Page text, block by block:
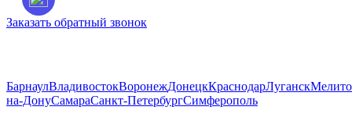
Заказать обратный звонок
БарнаулВладивостокВоронежДонецкКраснодарЛуганск
на-ДонуСамараСанкт-ПетербургСимферополь